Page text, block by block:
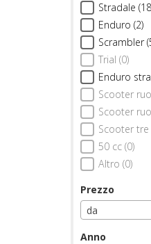
Stradale
Enduro (2)
Scrambler
Trial (0)
Enduro
Scooter
Scooter
Scooter tre
50 cc (0)
Altro (0)
Prezzo
da
Anno